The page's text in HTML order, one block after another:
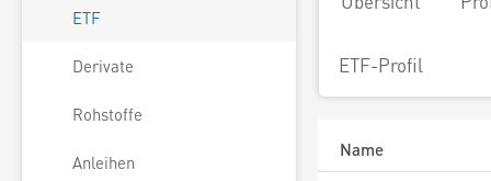
ETF
Derivate
Rohstoffe
Anleihen
ETF-Profil
Name